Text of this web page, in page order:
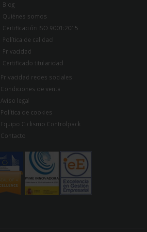
Blog
Quiénes somos
Certificación ISO 9001:2015
Política de calidad
Privacidad
Certificado titularidad
Privacidad redes sociales
Condiciones de venta
Aviso legal
Política de cookies
Equipo Ciclismo Controlpack
Contacto